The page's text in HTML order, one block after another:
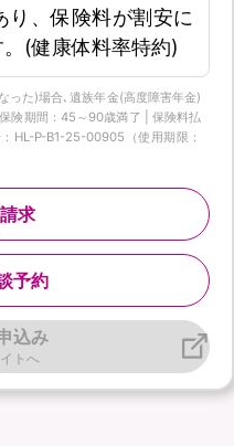
り、保険料が割安に
(健康体料率特約)
った)場合､遺族年金(高度障害年金)
険期間：45～90歳満了 | 保険料払
HL-P-B1-25-00905（使用期限：
予約
求
込み
トへ